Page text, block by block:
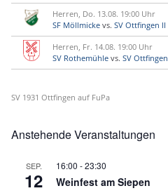
Herren, Do. 13.08. 19:00 Uhr
SF Möllmicke vs. SV Ottfingen II
Herren, Fr. 14.08. 19:00 Uhr
SV Rothemühle vs. SV Ottfingen
SV 1931 Ottfingen auf FuPa
Anstehende Veranstaltungen
SEP.
12
16:00 -23:30
Weinfest am Siepen